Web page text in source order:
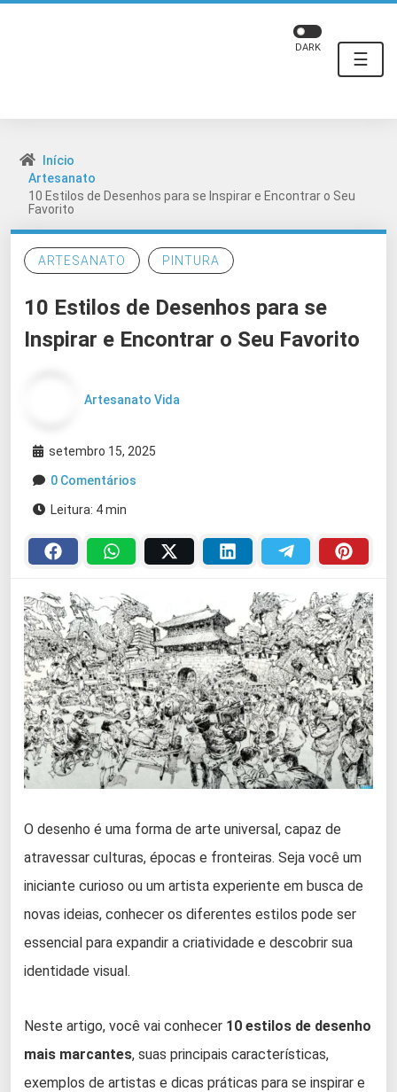
☰
DARK
Início
Artesanato
10 Estilos de Desenhos para se Inspirar e Encontrar o Seu
Favorito
ARTESANATO PINTURA
10 Estilos de Desenhos para se
Inspirar e Encontrar o Seu Favorito
Artesanato Vida
setembro 15, 2025
0 Comentários
Leitura: 4 min
O desenho é uma forma de arte universal, capaz de
atravessar culturas, épocas e fronteiras. Seja você um
iniciante curioso ou um artista experiente em busca de
novas ideias, conhecer os diferentes estilos pode ser
essencial para expandir a criatividade e descobrir sua
identidade visual.
Neste artigo, você vai conhecer 10 estilos de desenho
mais marcantes, suas principais características,
exemplos de artistas e dicas práticas para se inspirar e